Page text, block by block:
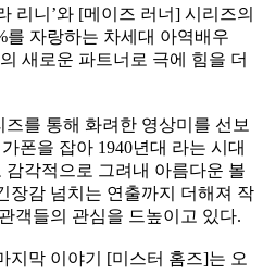
리니’와 [메이즈 러너] 시리즈의
를 자랑하는 차세대 아역배우
새로운 파트너로 극에 힘을 더
를 통해 화려한 영상미를 선보
폰을 잡아 1940년대 라는 시대
각적으로 그려내 아름다운 볼
장감 넘치는 연출까지 더해져 작
객들의 관심을 드높이고 있다.
지막 이야기 [미스터 홈즈]는 오